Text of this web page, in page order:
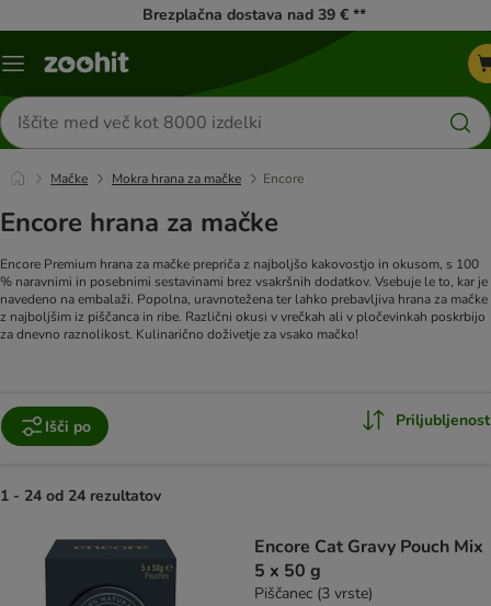
Brezplačna dostava nad 39 € **
Meni
Iskanje
izdelkov
Mačke Mokra hrana za mačke Encore
Encore hrana za mačke
Encore Premium hrana za mačke prepriča z najboljšo kakovostjo in okusom, s 100
% naravnimi in posebnimi sestavinami brez vsakršnih dodatkov. Vsebuje le to, kar je
navedeno na embalaži. Popolna, uravnotežena ter lahko prebavljiva hrana za mačke
z najboljšim iz piščanca in ribe. Različni okusi v vrečkah ali v pločevinkah poskrbijo
za dnevno raznolikost. Kulinarično doživetje za vsako mačko!
Išči po Priljubljenost
1 - 24 od 24 rezultatov
Encore Cat Gravy Pouch Mix
5 x 50 g
Piščanec (3 vrste)